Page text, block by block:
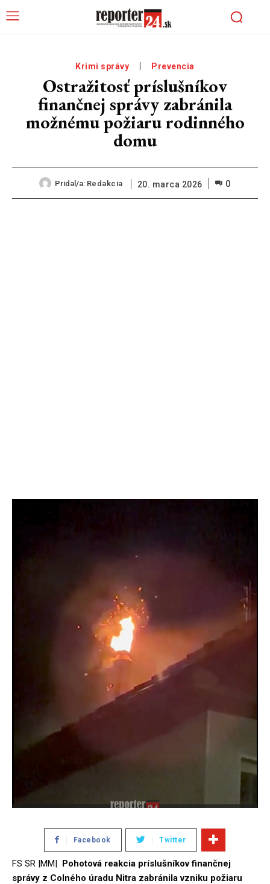
Krimi správy Prevencia
Ostražitosť príslušníkov
finančnej správy zabránila
možnému požiaru rodinného
domu
Pridal/a: Redakcia 20. marca 2026 0
Facebook Twitter
FS SR |MM| Pohotová reakcia príslušníkov finančnej
správy z Colného úradu Nitra zabránila vzniku požiaru